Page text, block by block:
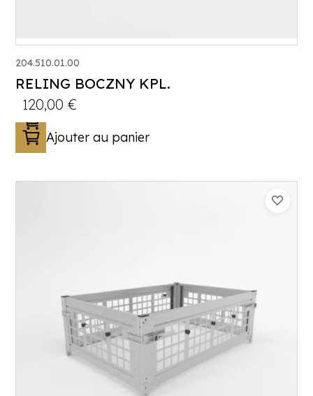
204.510.01.00
RELING BOCZNY KPL.
120,00€
Ajouter au panier